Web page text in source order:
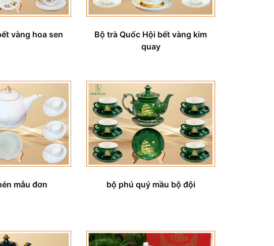
vàng hoa sen
Bộ trà Quốc Hội bết vàng kim
quay
mẫu đơn bộ phú quý mầu bộ đội